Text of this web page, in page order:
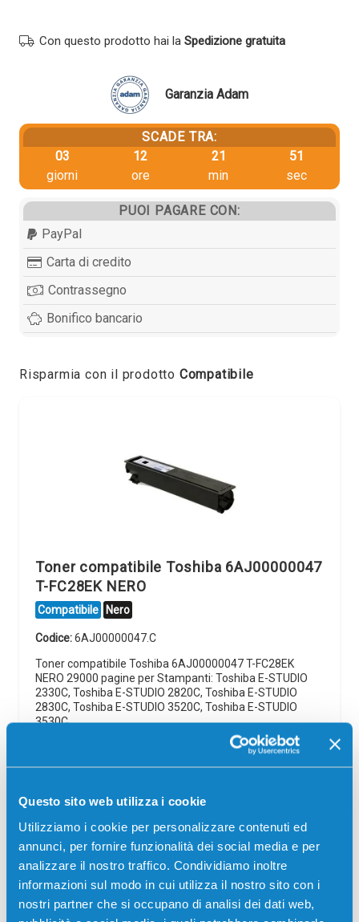
Questo sito web utilizza i cookie
Utilizziamo i cookie per personalizzare contenuti ed
annunci, per fornire funzionalità dei social media e per
analizzare il nostro traffico. Condividiamo inoltre
informazioni sul modo in cui utilizza il nostro sito con i
nostri partner che si occupano di analisi dei dati web,
Con questo prodotto hai la Spedizione gratuita
Garanzia Adam
SCADE TRA:
03
giorni
12
ore
21
min
51
sec
PUOI PAGARE CON:
PayPal
Carta di credito
Contrassegno
Bonifico bancario
Risparmia con il prodotto Compatibile
Toner compatibile Toshiba 6AJ00000047
T-FC28EK NERO
Compatibile Nero
Codice:6AJ00000047.C
Toner compatibile Toshiba 6AJ00000047 T-FC28EK
NERO 29000 pagine per Stampanti: Toshiba E-STUDIO
2330C, Toshiba E-STUDIO 2820C, Toshiba E-STUDIO
2830C, Toshiba E-STUDIO 3520C, Toshiba E-STUDIO
3530C,…
65,00€
CONSEGNA IN 24/48 ORE
Aggiungi al carrello
Spedizione gratuita
SCADE TRA: